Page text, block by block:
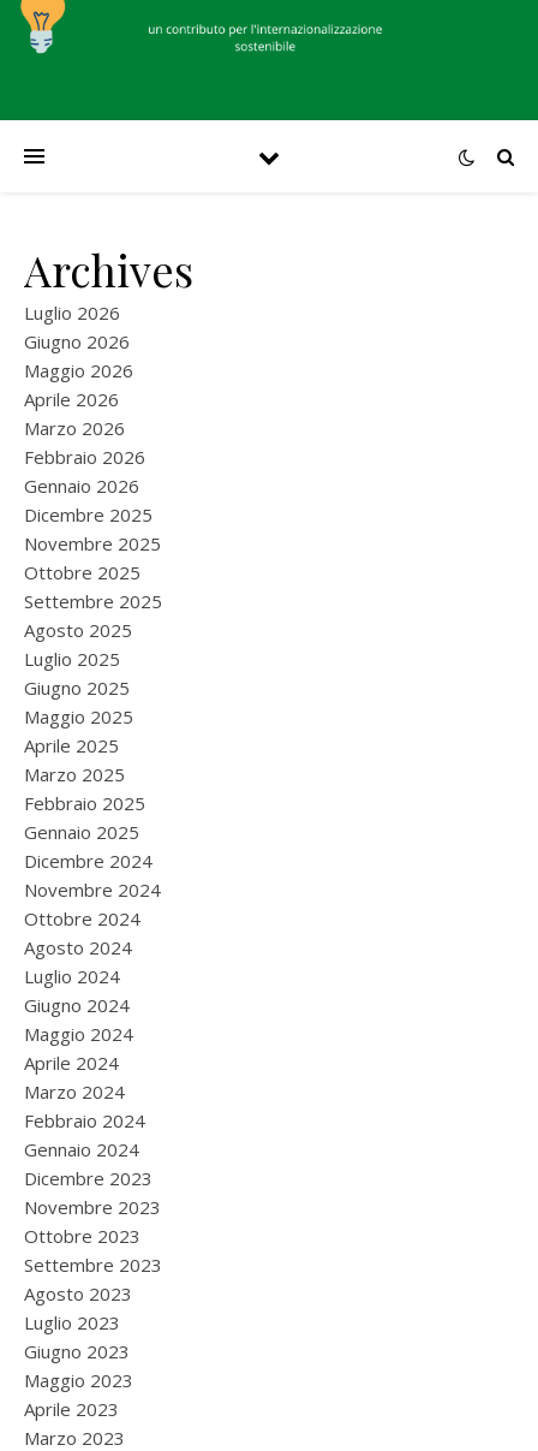
Archives
Luglio 2026
Giugno 2026
Maggio 2026
Aprile 2026
Marzo 2026
Febbraio 2026
Gennaio 2026
Dicembre 2025
Novembre 2025
Ottobre 2025
Settembre 2025
Agosto 2025
Luglio 2025
Giugno 2025
Maggio 2025
Aprile 2025
Marzo 2025
Febbraio 2025
Gennaio 2025
Dicembre 2024
Novembre 2024
Ottobre 2024
Agosto 2024
Luglio 2024
Giugno 2024
Maggio 2024
Aprile 2024
Marzo 2024
Febbraio 2024
Gennaio 2024
Dicembre 2023
Novembre 2023
Ottobre 2023
Settembre 2023
Agosto 2023
Luglio 2023
Giugno 2023
Maggio 2023
Aprile 2023
Marzo 2023